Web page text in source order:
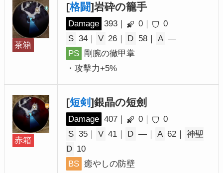
茶箱
[格闘]岩砕の籠手
Damage 393｜ 0｜
0
S 34｜ V 26｜ D 58｜ A ―
PS
剛腕の徹甲掌
・攻擊力+5%
赤箱
[短剣]銀晶の短劍
Damage 407｜ 0｜
0
S 35｜ V 41｜ D ―｜ A 62｜
神聖
D 10
BS 癒やしの防壁